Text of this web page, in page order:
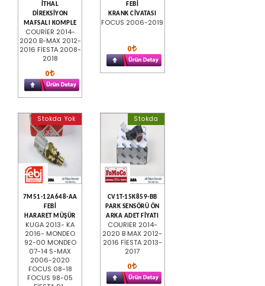
İTHAL
DİREKSİYON
MAFSALI KOMPLE
COURİER 2014-
2020 B-MAX 2012-
2016 FİESTA 2008-
2018
0
FEBİ
KRANK CİVATASI
FOCUS 2006-2019
0
Stokda Yok
7M51-12A648-AA
FEBİ
HARARET MÜŞÜR
KUGA 2013- KA
2016- MONDEO
92-00 MONDEO
07-14 S-MAX
2006-2020
FOCUS 08-18
FOCUS 98-05
Stokda
CV1T-15K859-BB
PARK SENSÖRÜ ÖN
ARKA ADET FİYATI
COURIER 2014-
2020 B MAX 2012-
2016 FİESTA 2013-
2017
0